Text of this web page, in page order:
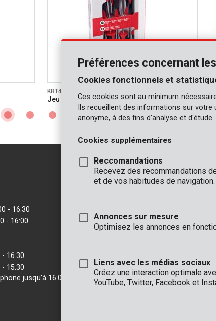
KRT400003
Jeu de tournevis SL PZ - 7 pcs Jeu
- 16:30
- 16:00
16:30
15:30
jusqu'à 16:00)
CONTACT
INFO
VARO - Vic. Van Rompuy nv
Joseph Van Instraat 9
2500 Lier - Belgique
Préférences concernant
Cookies fonctionnels et
Ces cookies sont au minimum
Ils recueillent des informations sur
anonyme, à des fins d'analyse et d'étude.
Cookies supplémentaires
Reccomandations
Recevez des recommandations
et de vos habitudes de navigation.
Annonces sur mesure
Optimisez les annonces en
Liens avec les médias sociaux
Créez une interaction optimale
YouTube, Twitter, Facebook et